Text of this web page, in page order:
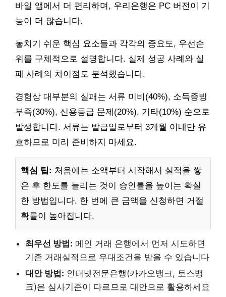
바일 앱에서 더 편리하며, 우리은행은 PC 버전이 기
능이 더 많습니다.
놓치기 쉬운 핵심 요소들과 각각의 중요도, 우선순
위를 구체적으로 설명합니다. 실제 성공 사례와 실
패 사례의 차이점도 분석했습니다.
경험상 대부분의 실패는 서류 미비(40%), 소득증빙
부족(30%), 신용등급 문제(20%), 기타(10%) 순으로
발생합니다. 서류는 발급일로부터 3개월 이내만 유
효하므로 미리 준비하지 마세요.
핵심 팁: 처음에는 소액부터 시작해서 실적을 쌓
은 후 한도를 늘리는 것이 승인률을 높이는 확실
한 방법입니다. 한 번에 큰 금액을 신청하면 거절
확률이 높아집니다.
최우선 방법: 메인 거래 은행에서 먼저 시도하면
기존 거래실적으로 우대조건을 받을 수 있습니다
대안 방법: 인터넷전문은행(카카오뱅크, 토스뱅
크)은 심사기준이 다르므로 대안으로 활용하세요